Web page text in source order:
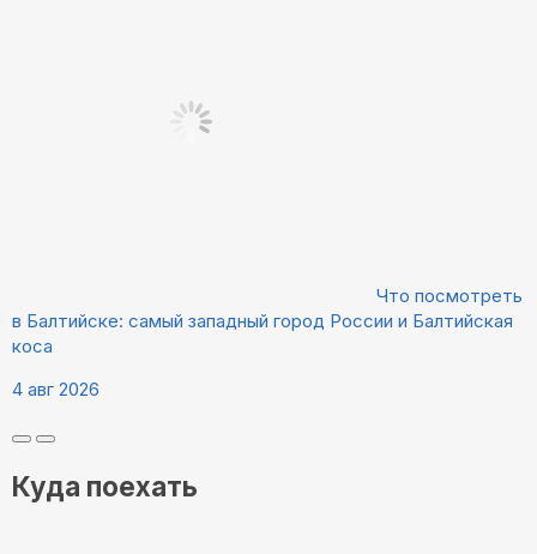
Что посмотреть
в Балтийске: самый западный город России и Балтийская
коса
4 авг 2026
Куда поехать